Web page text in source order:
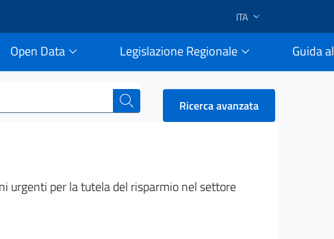
ITA
Open Data Legislazione Regionale Guida
cerca Ricerca avanzata
urgenti per la tutela del risparmio nel settore